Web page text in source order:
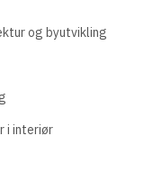
og byutvikling
i interiør